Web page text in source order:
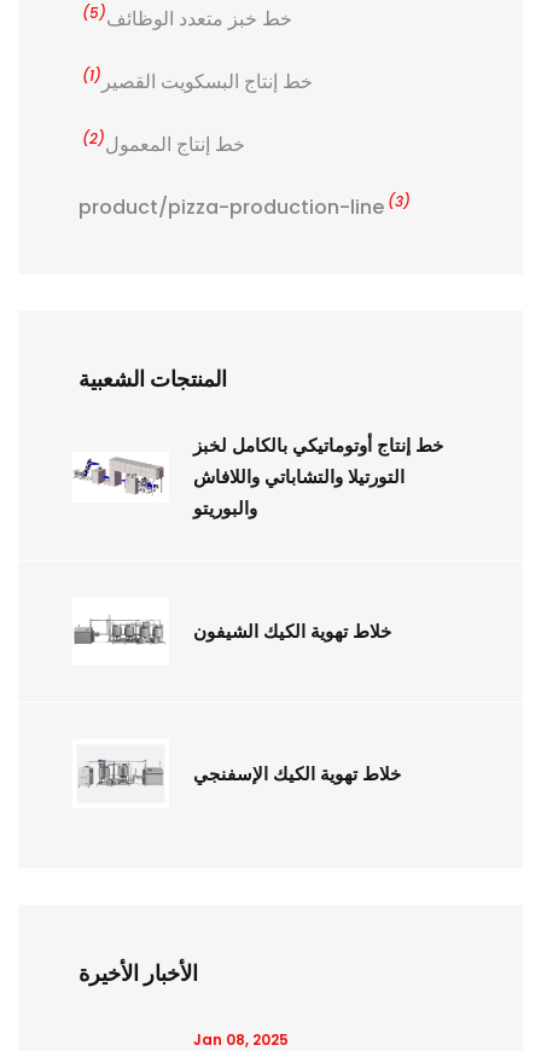
خط خبز متعدد الوظائف(5)
خط إنتاج البسكويت القصير (1)
خط إنتاج المعمول(2)
product/pizza-production-line (3)
المنتجات الشعبية
خط إنتاج أوتوماتيكي بالكامل لخبز
التورتيلا والتشاباتي واللافاش
والبوريتو
خلاط تهوية الكيك الشيفون
خلاط تهوية الكيك الإسفنجي
الأخبار الأخيرة
Jan 08, 2025